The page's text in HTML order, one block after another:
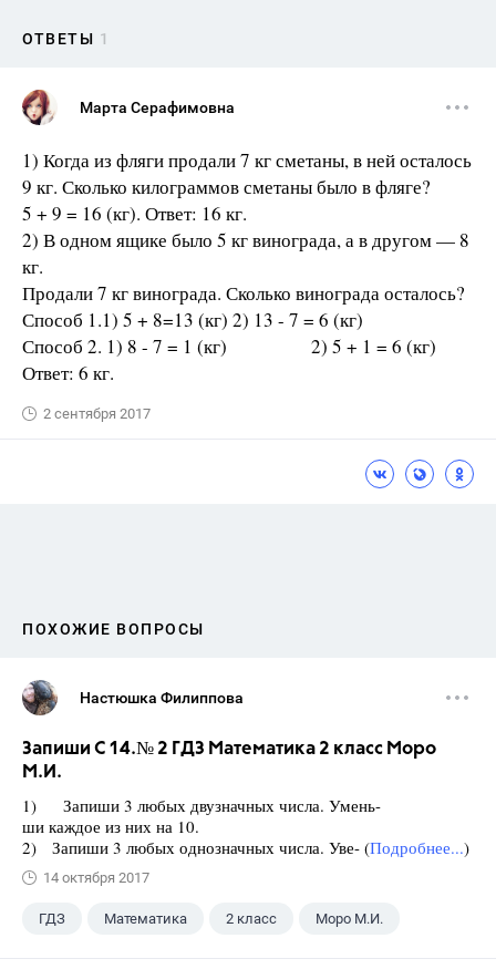
ОТВЕТЫ 1
Марта Серафимовна
1) Когда из фляги продали 7 кг сметаны, в ней осталось
9 кг. Сколько килограммов сметаны было в фляге?
5 + 9 = 16 (кг). Ответ: 16 кг.
2) В одном ящике было 5 кг винограда, а в другом — 8
кг.
Продали 7 кг винограда. Сколько винограда осталось?
Способ 1.1) 5 + 8=13 (кг) 2) 13 - 7 = 6 (кг)
Способ 2. 1) 8 - 7 = 1 (кг) 2) 5 + 1 = 6 (кг)
Ответ: 6 кг.
2 сентября 2017
ПОХОЖИЕ ВОПРОСЫ
Настюшка Филиппова
Запиши С 14.№ 2 ГДЗ Математика 2 класс Моро
М.И.
1) Запиши 3 любых двузначных числа. Умень-
ши каждое из них на 10.
2) Запиши 3 любых однозначных числа. Уве- (Подробнее...)
14 октября 2017
ГДЗ Математика 2 класс Моро М.И.